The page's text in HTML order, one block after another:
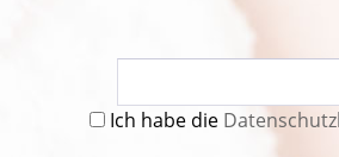
Ich habe die